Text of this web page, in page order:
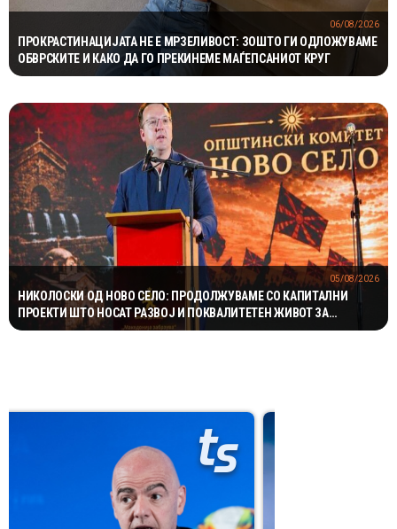
ПРОКРАСТИНАЦИЈАТА НЕ Е МРЗЕЛИВОСТ: ЗОШТО ГИ ОДЛОЖУВАМЕ
ОБВРСКИТЕ И КАКО ДА ГО ПРЕКИНЕМЕ МАЃЕПСАНИОТ КРУГ
06/08/2026
НИКОЛОСКИ ОД НОВО СЕЛО: ПРОДОЛЖУВАМЕ СО КАПИТАЛНИ
ПРОЕКТИ ШТО НОСАТ РАЗВОЈ И ПОКВАЛИТЕТЕН ЖИВОТ ЗА
ГРАЃАНИТЕ
05/08/2026